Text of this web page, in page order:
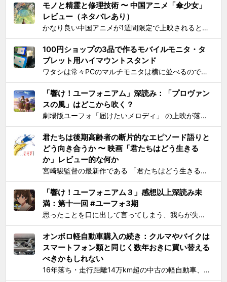
モノと精霊と修理技術 〜 中国アニメ「傘少女」
レビュー（ネタバレあり）
かなり良い中国アニメが1週間限定で上映されるとSNS上で見かけ、それがたまたま通勤圏内の映画館だったし、なにより「 羅小黒戦記 」で食らった衝撃を忘れることはできないので、 映画『傘少女 ー精霊たちの物語ー』 を見てきた。 いかにも中国アニメと思わせるプロローグからタイトルが...
100円ショップの3品で作るモバイルモニタ・タ
ブレット用ハイマウントスタンド
ワタシは常々PCのマルチモニタは横に並べるのではなく縦に積み重ねろと主張してきたわけですが 📺📺 ← こうじゃなくて 📺 ← 📺 ← こう！ ノートPCの画面上部にモバイルモニター・タブレットをこのように配置するスタンドを探しても一長一短なので、100円ショ...
「響け！ユーフォニアム」深読み：「プロヴァン
スの風」はどこから吹く？
劇場版ユーフォ「届けたいメロディ」 の上映が落ち着いてきたので、そろそろ久美子が高校1年生時代の話をするのもおしまいにする頃合いと見て小ネタを投下。 原作小説とは違ってアニメ版では、課題曲：「プロヴァンスの風」、自由曲「三日月の舞」となっているのは皆さんご存知の通り。「...
君たちは後期高齢者の断片的なエピソード語りと
どう向き合うか 〜 映画「君たちはどう生きる
か」レビュー的な何か
宮崎駿監督の最新作である 「君たちはどう生きるか」 を、封切初日のちょうど先週に見た。 個人的には、アニメとしては楽しめたけど物語はつまらないと感じた。エンドクレジットのプロデューサー欄に実の息子である宮崎吾朗氏の名前が載ってて最悪とも思ったりしたのだが、見た直後に呟いたこと...
「響け！ユーフォニアム３」感想以上深読み未
満：第十一回 #ユーフォ3期
思ったことを口に出して言ってしまう、我らが失言王たる黄前久美子がまたもやブチかましてくれました。 「変ですよね、学校の吹奏楽って」 リアルな吹奏楽の世界では一種の禁句めいた話題らしいところまで切り込んでくるあたり、ユーフォ3の覚悟の程が再確認できます。 それはともかく久...
オンボロ軽自動車購入の続き：クルマやバイクは
スマートフォン類と同じく数年おきに買い替える
べきかもしれない
16年落ち・走行距離14万km超の中古の軽自動車、2006年式スズキKeiワークス（HN22S型）の2WD・MT版を買った のが1ヶ月とちょっと前、あれこれと手を加えては都度Twitterに報告していたが、購入当初に予定していたモデファイがだいたい落ち着いたので中間報告と、いじっ...